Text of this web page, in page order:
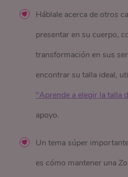
Háblale acerca de otros
presentar en su cuerpo,
transformación en sus
encontrar su talla ideal,
"Aprende a elegir la talla
apoyo.
Un tema súper
es cómo mantener una